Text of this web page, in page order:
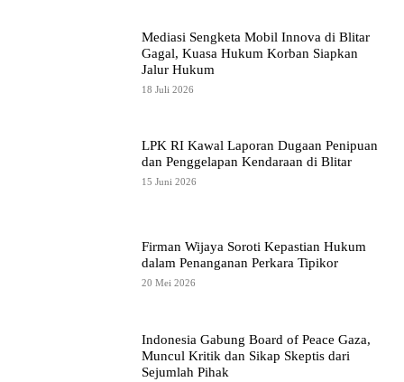
Mediasi Sengketa Mobil Innova di Blitar
Gagal, Kuasa Hukum Korban Siapkan
Jalur Hukum
18 Juli 2026
LPK RI Kawal Laporan Dugaan Penipuan
dan Penggelapan Kendaraan di Blitar
15 Juni 2026
Firman Wijaya Soroti Kepastian Hukum
dalam Penanganan Perkara Tipikor
20 Mei 2026
Indonesia Gabung Board of Peace Gaza,
Muncul Kritik dan Sikap Skeptis dari
Sejumlah Pihak